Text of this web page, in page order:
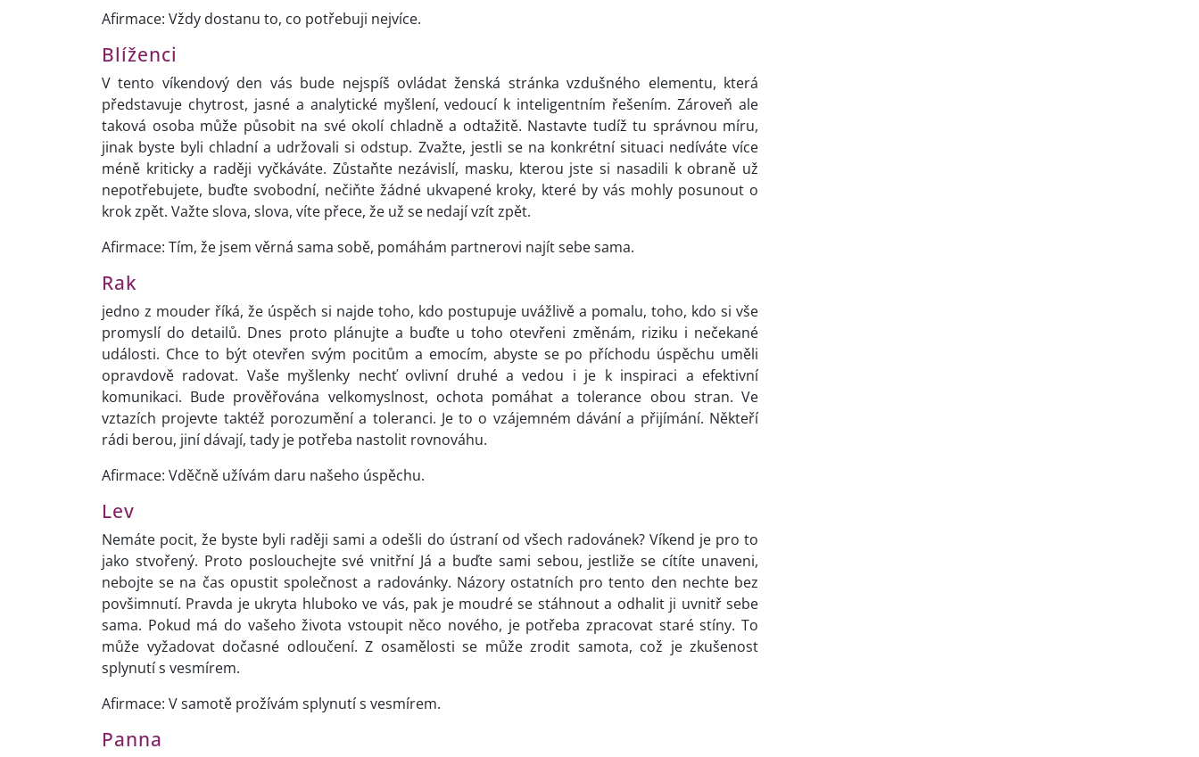
Afirmace: Vždy dostanu to, co potřebuji nejvíce.
Blíženci
V tento víkendový den vás bude nejspíš ovládat ženská stránka vzdušného elementu, která
představuje chytrost, jasné a analytické myšlení, vedoucí k inteligentním řešením. Zároveň ale
taková osoba může působit na své okolí chladně a odtažitě. Nastavte tudíž tu správnou míru,
jinak byste byli chladní a udržovali si odstup. Zvažte, jestli se na konkrétní situaci nedíváte více
méně kriticky a raději vyčkáváte. Zůstaňte nezávislí, masku, kterou jste si nasadili k obraně už
nepotřebujete, buďte svobodní, nečiňte žádné ukvapené kroky, které by vás mohly posunout o
krok zpět. Važte slova, slova, víte přece, že už se nedají vzít zpět.
Afirmace: Tím, že jsem věrná sama sobě, pomáhám partnerovi najít sebe sama.
Rak
jedno z mouder říká, že úspěch si najde toho, kdo postupuje uvážlivě a pomalu, toho, kdo si vše
promyslí do detailů. Dnes proto plánujte a buďte u toho otevřeni změnám, riziku i nečekané
události. Chce to být otevřen svým pocitům a emocím, abyste se po příchodu úspěchu uměli
opravdově radovat. Vaše myšlenky nechť ovlivní druhé a vedou i je k inspiraci a efektivní
komunikaci. Bude prověřována velkomyslnost, ochota pomáhat a tolerance obou stran. Ve
vztazích projevte taktéž porozumění a toleranci. Je to o vzájemném dávání a přijímání. Někteří
rádi berou, jiní dávají, tady je potřeba nastolit rovnováhu.
Afirmace: Vděčně užívám daru našeho úspěchu.
Lev
Nemáte pocit, že byste byli raději sami a odešli do ústraní od všech radovánek? Víkend je pro to
jako stvořený. Proto poslouchejte své vnitřní Já a buďte sami sebou, jestliže se cítíte unaveni,
nebojte se na čas opustit společnost a radovánky. Názory ostatních pro tento den nechte bez
povšimnutí. Pravda je ukryta hluboko ve vás, pak je moudré se stáhnout a odhalit ji uvnitř sebe
sama. Pokud má do vašeho života vstoupit něco nového, je potřeba zpracovat staré stíny. To
může vyžadovat dočasné odloučení. Z osamělosti se může zrodit samota, což je zkušenost
splynutí s vesmírem.
Afirmace: V samotě prožívám splynutí s vesmírem.
Panna